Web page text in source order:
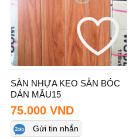
Add to wishlist
SÀN NHỰA KEO SẴN BÓC
DÁN MẪU15
75.000 VND
Gửi tin nhắn